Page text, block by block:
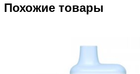
Похожие товары